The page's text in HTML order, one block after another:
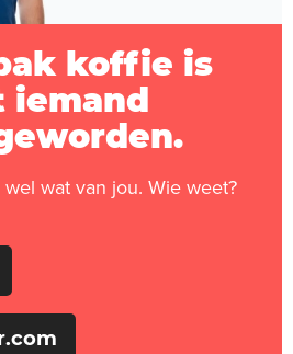
koffie is
iemand
wat van jou. Wie weet?